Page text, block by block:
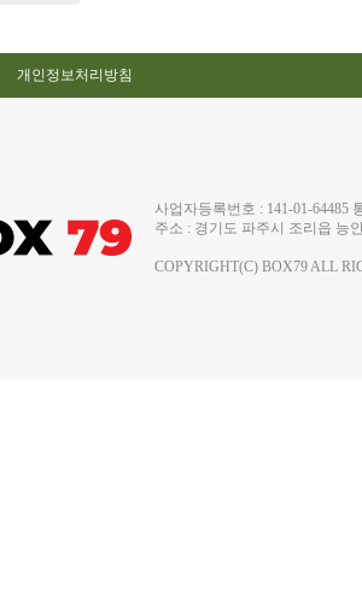
개인정보처리방침
사업자등록번호 : 141-01-
주소 : 경기도 파주시 조리읍 능
COPYRIGHT(C) BOX79 ALL